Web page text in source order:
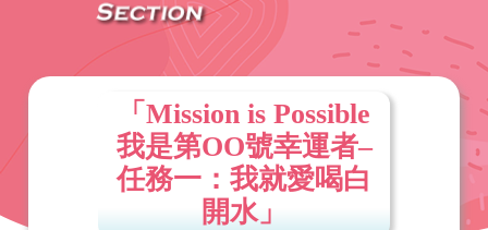
「Mission is Possible
我是第OO號幸運者–
任務一：我就愛喝白
開水」